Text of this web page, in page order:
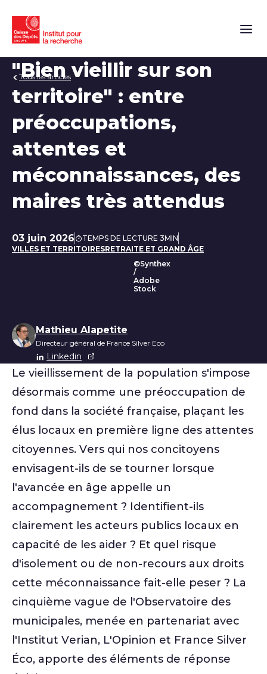
Tous les articles
"Bien vieillir sur son
territoire" : entre
préoccupations,
attentes et
méconnaissances, des
maires très attendus
Date de publication
03 juin 2026
TEMPS DE LECTURE 3MIN
VILLES ET TERRITOIRESRETRAITE ET GRAND ÂGE
©Synthex
/
Adobe
Stock
Liste des auteurs
Mathieu Alapetite
Directeur général de France Silver Eco
Linkedin
Le vieillissement de la population s'impose
désormais comme une préoccupation de
fond dans la société française, plaçant les
élus locaux en première ligne des attentes
citoyennes. Vers qui nos concitoyens
envisagent-ils de se tourner lorsque
l'avancée en âge appelle un
accompagnement ? Identifient-ils
clairement les acteurs publics locaux en
capacité de les aider ? Et quel risque
d'isolement ou de non-recours aux droits
cette méconnaissance fait-elle peser ? La
cinquième vague de l'Observatoire des
municipales, menée en partenariat avec
l'Institut Verian, L'Opinion et France Silver
Éco, apporte des éléments de réponse